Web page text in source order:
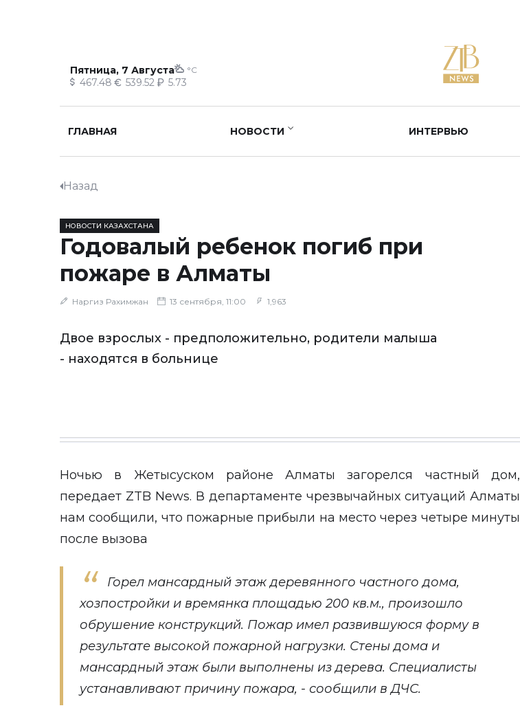
Пятница, 7 Августа °C
467.48 539.52 5.73
ГЛАВНАЯ НОВОСТИ ИНТЕРВЬЮ
Назад
НОВОСТИ КАЗАХСТАНА
Годовалый ребенок погиб при
пожаре в Алматы
Наргиз Рахимжан 13 сентября, 11:00 1,963
Двое взрослых - предположительно, родители малыша
- находятся в больнице
Ночью в Жетысуском районе Алматы загорелся частный дом,
передает ZTB News. В департаменте чрезвычайных ситуаций Алматы
нам сообщили, что пожарные прибыли на место через четыре минуты
после вызова
Горел мансардный этаж деревянного частного дома,
хозпостройки и времянка площадью 200 кв.м., произошло
обрушение конструкций. Пожар имел развившуюся форму в
результате высокой пожарной нагрузки. Стены дома и
мансардный этаж были выполнены из дерева. Специалисты
устанавливают причину пожара, - сообщили в ДЧС.